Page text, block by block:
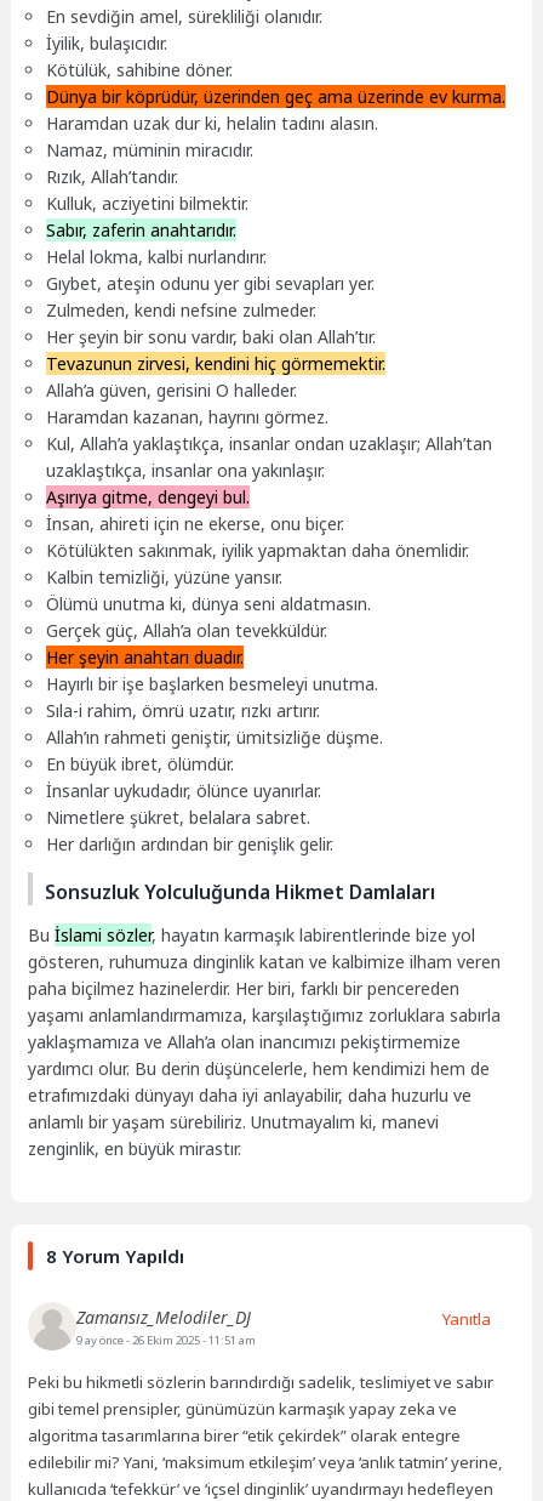
En sevdiğin amel, sürekliliği olanıdır.
İyilik, bulaşıcıdır.
Kötülük, sahibine döner.
Dünya bir köprüdür, üzerinden geç ama üzerinde ev kurma.
Haramdan uzak dur ki, helalin tadını alasın.
Namaz, müminin miracıdır.
Rızık, Allah’tandır.
Kulluk, acziyetini bilmektir.
Sabır, zaferin anahtarıdır.
Helal lokma, kalbi nurlandırır.
Gıybet, ateşin odunu yer gibi sevapları yer.
Zulmeden, kendi nefsine zulmeder.
Her şeyin bir sonu vardır, baki olan Allah’tır.
Tevazunun zirvesi, kendini hiç görmemektir.
Allah’a güven, gerisini O halleder.
Haramdan kazanan, hayrını görmez.
Kul, Allah’a yaklaştıkça, insanlar ondan uzaklaşır; Allah’tan
uzaklaştıkça, insanlar ona yakınlaşır.
Aşırıya gitme, dengeyi bul.
İnsan, ahireti için ne ekerse, onu biçer.
Kötülükten sakınmak, iyilik yapmaktan daha önemlidir.
Kalbin temizliği, yüzüne yansır.
Ölümü unutma ki, dünya seni aldatmasın.
Gerçek güç, Allah’a olan tevekküldür.
Her şeyin anahtarı duadır.
Hayırlı bir işe başlarken besmeleyi unutma.
Sıla-i rahim, ömrü uzatır, rızkı artırır.
Allah’ın rahmeti geniştir, ümitsizliğe düşme.
En büyük ibret, ölümdür.
İnsanlar uykudadır, ölünce uyanırlar.
Nimetlere şükret, belalara sabret.
Her darlığın ardından bir genişlik gelir.
Sonsuzluk Yolculuğunda Hikmet Damlaları
Buİslami sözler, hayatın karmaşık labirentlerinde bize yol
gösteren, ruhumuza dinginlik katan ve kalbimize ilham veren
paha biçilmez hazinelerdir. Her biri, farklı bir pencereden
yaşamı anlamlandırmamıza, karşılaştığımız zorluklara sabırla
yaklaşmamıza ve Allah’a olan inancımızı pekiştirmemize
yardımcı olur. Bu derin düşüncelerle, hem kendimizi hem de
etrafımızdaki dünyayı daha iyi anlayabilir, daha huzurlu ve
anlamlı bir yaşam sürebiliriz. Unutmayalım ki, manevi
zenginlik, en büyük mirastır.
8 Yorum Yapıldı
Zamansız_Melodiler_DJ
9 ay önce- 26 Ekim 2025 - 11:51 am
Peki bu hikmetli sözlerin barındırdığı sadelik, teslimiyet ve sabır
gibi temel prensipler, günümüzün karmaşık yapay zeka ve
algoritma tasarımlarına birer “etik çekirdek” olarak entegre
edilebilir mi? Yani, ‘maksimum etkileşim’ veya ‘anlık tatmin’ yerine,
kullanıcıda ‘tefekkür’ ve ‘içsel dinginlik’ uyandırmayı hedefleyen
Yanıtla